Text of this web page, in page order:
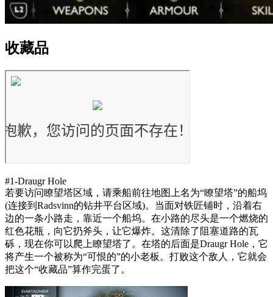
收藏品
#1-Draugr Hole
若要访问瞭望塔区域，请乘船前往地图上名为“瞭望塔”的船坞
(连接到Radsvinn的钻井平台区域)。当面对铁匠铺时，沿着右
边的一条小路走，靠近一个船坞。在小路的尽头是一个燃烧的
红色花瓶，向它扔斧头，让它爆炸。这清除了阻塞道路的瓦
砾，现在你可以爬上瞭望塔了。在塔的后面是Draugr Hole，它
将产生一个被称为“可恨的”的小老板。打败这个敌人，它就会
把这个“收藏品”算作完蛋了。